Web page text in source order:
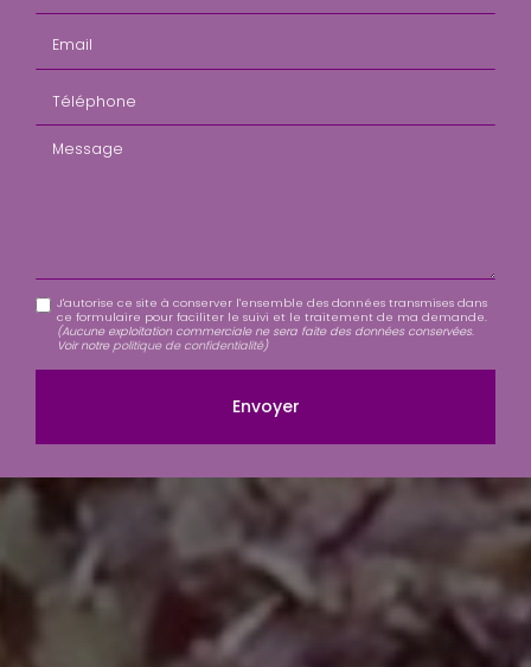
Message
J'autorise ce site à conserver l'ensemble des données transmises dans
ce formulaire pour faciliter le suivi et le traitement de ma demande.
(Aucune exploitation commerciale ne sera faite des données conservées.
Voir notre politique de confidentialité)